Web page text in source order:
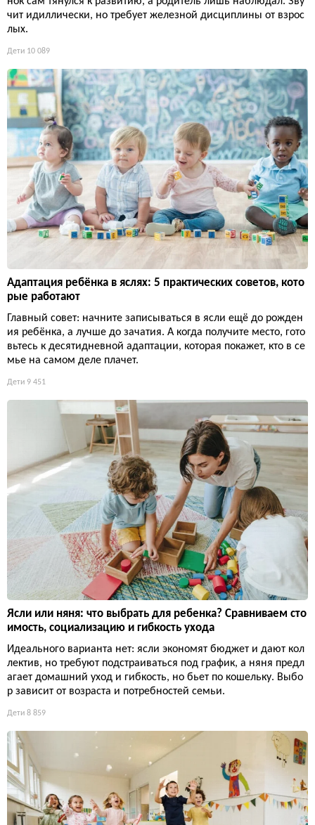
чит идиллически, но требует железной дисциплины от взрос
лых.
Дети 10 089
Адаптация ребёнка в яслях: 5 практических советов, кото
рые работают
Главный совет: начните записываться в ясли ещё до рожден
ия ребёнка, а лучше до зачатия. А когда получите место, гото
вьтесь к десятидневной адаптации, которая покажет, кто в се
мье на самом деле плачет.
Дети 9 451
Ясли или няня: что выбрать для ребенка? Сравниваем сто
имость, социализацию и гибкость ухода
Идеального варианта нет: ясли экономят бюджет и дают кол
лектив, но требуют подстраиваться под график, а няня предл
агает домашний уход и гибкость, но бьет по кошельку. Выбо
р зависит от возраста и потребностей семьи.
Дети 8 859